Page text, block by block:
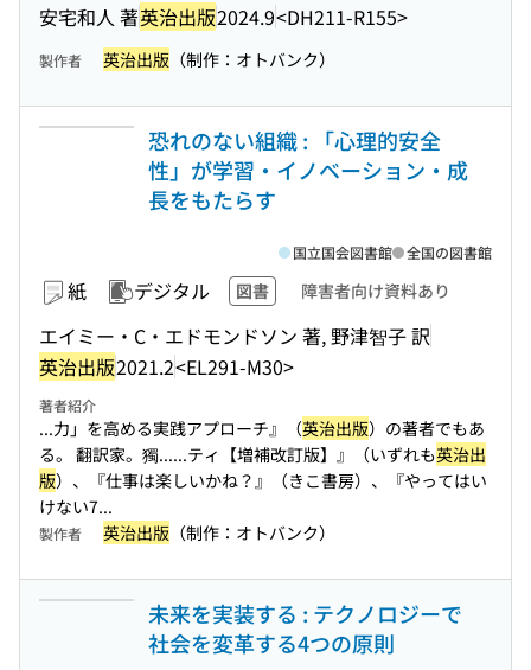
安宅和人 著英治出版2024.9<DH211-R155>
製作者 英治出版 （制作：オトバンク）
恐れのない組織 : 「心理的安全
性」が学習・イノベーション・成
長をもたらす
紙 デジタル 図書 障害者向け資料あり
エイミー・C・エドモンドソン 著, 野津智子 訳
英治出版2021.2<EL291-M30>
国立国会図書館 全国の図書館
著者紹介
...力」を高める実践アプローチ』（英治出版）の著者でもあ
る。 翻訳家。獨......ティ【増補改訂版】』（いずれも英治出
版）、『仕事は楽しいかね？』（きこ書房）、『やってはい
けない7...
製作者 英治出版 （制作：オトバンク）
未来を実装する : テクノロジーで
社会を変革する4つの原則